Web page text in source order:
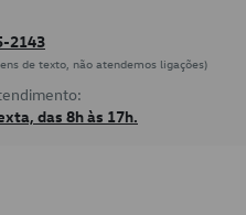
2143
de texto, não atendemos ligações)
das 8h às 17h.